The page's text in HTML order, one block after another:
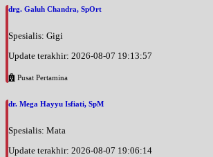
drg. Galuh Chandra, SpOrt
Spesialis: Gigi
Update terakhir: 2026-08-07 19:13:57
Pusat Pertamina
dr. Mega Hayyu Isfiati, SpM
Spesialis: Mata
Update terakhir: 2026-08-07 19:06:14